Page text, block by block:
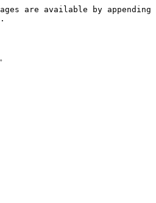
are available by appending